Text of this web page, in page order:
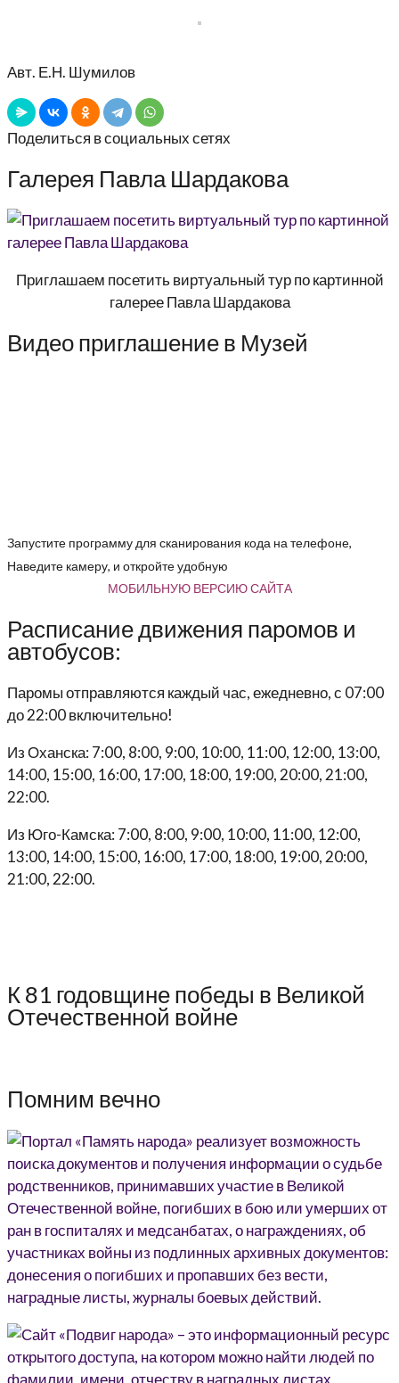
Авт. Е.Н. Шумилов
Поделиться в социальных сетях
Галерея Павла Шардакова
Приглашаем посетить виртуальный тур по картинной
галерее Павла Шардакова
Видео приглашение в Музей
Запустите программу для сканирования кода на телефоне,
Наведите камеру, и откройте удобную
МОБИЛЬНУЮ ВЕРСИЮ САЙТА
Расписание движения паромов и
автобусов:
Паромы отправляются каждый час, ежедневно, с 07:00
до 22:00 включительно!
Из Оханска: 7:00, 8:00, 9:00, 10:00, 11:00, 12:00, 13:00,
14:00, 15:00, 16:00, 17:00, 18:00, 19:00, 20:00, 21:00,
22:00.
Из Юго-Камска: 7:00, 8:00, 9:00, 10:00, 11:00, 12:00,
13:00, 14:00, 15:00, 16:00, 17:00, 18:00, 19:00, 20:00,
21:00, 22:00.
К 81 годовщине победы в Великой
Отечественной войне
Помним вечно